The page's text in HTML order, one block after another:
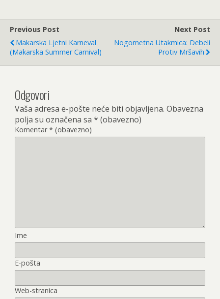
Previous Post
Makarska Ljetni Karneval
(Makarska Summer Carnival)
Next Post
Nogometna Utakmica: Debeli
Protiv Mršavih
Odgovori
Vaša adresa e-pošte neće biti objavljena. Obavezna
polja su označena sa * (obavezno)
Komentar* (obavezno)
Ime
E-pošta
Web-stranica